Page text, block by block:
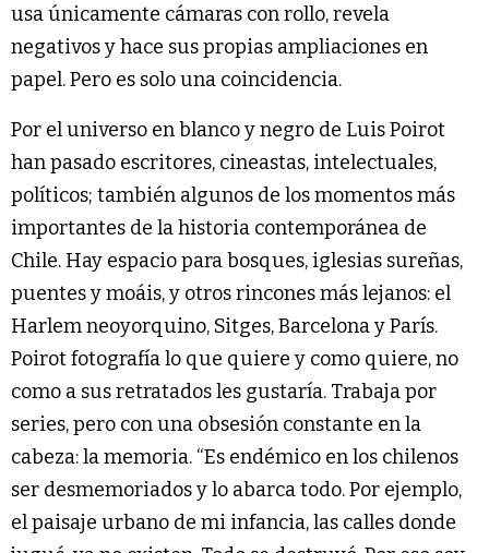
usa únicamente cámaras con rollo, revela
negativos y hace sus propias ampliaciones en
papel. Pero es solo una coincidencia.
Por el universo en blanco y negro de Luis Poirot
han pasado escritores, cineastas, intelectuales,
políticos; también algunos de los momentos más
importantes de la historia contemporánea de
Chile. Hay espacio para bosques, iglesias sureñas,
puentes y moáis, y otros rincones más lejanos: el
Harlem neoyorquino, Sitges, Barcelona y París.
Poirot fotografía lo que quiere y como quiere, no
como a sus retratados les gustaría. Trabaja por
series, pero con una obsesión constante en la
cabeza: la memoria. “Es endémico en los chilenos
ser desmemoriados y lo abarca todo. Por ejemplo,
el paisaje urbano de mi infancia, las calles donde